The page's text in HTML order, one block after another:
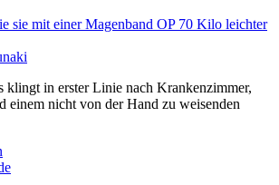
sie mit einer Magenband OP 70 Kilo leichter
klingt in erster Linie nach Krankenzimmer,
einem nicht von der Hand zu weisenden